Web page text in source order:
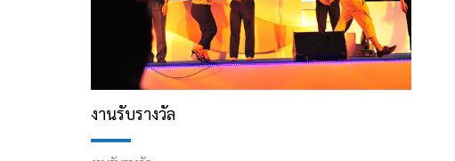
งานรับรางวัล